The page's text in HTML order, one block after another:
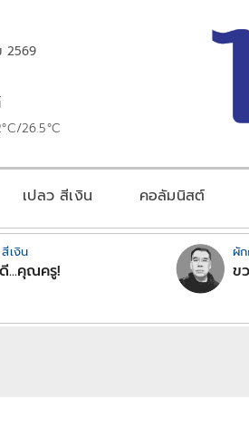
2569
26.5°C
เปลว สีเงิน คอลัมนิสต์
เงิน
...คุณครู!
ผั
ข